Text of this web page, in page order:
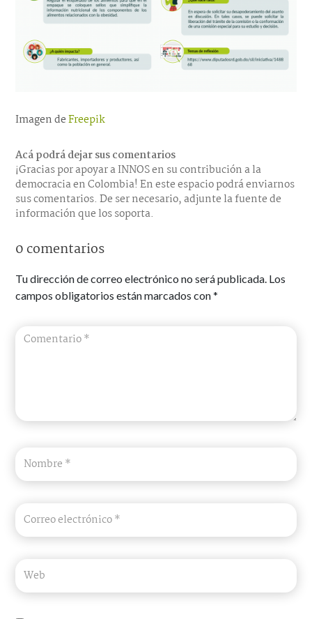
Imagen deFreepik
Acá podrá dejar sus comentarios
¡Gracias por apoyar a INNOS en su contribución a la
democracia en Colombia! En este espacio podrá enviarnos
sus comentarios. De ser necesario, adjunte la fuente de
información que los soporta.
0 comentarios
Tu dirección de correo electrónico no será publicada. Los
campos obligatorios están marcados con*